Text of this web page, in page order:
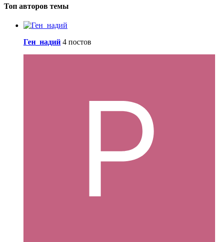
Топ авторов темы
Ген_надий 4 постов